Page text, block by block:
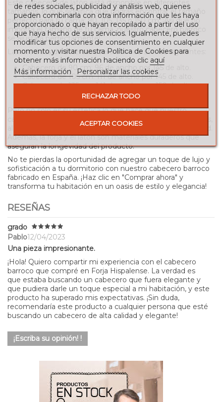
Este cabecero de latón está disponible en diferentes
tamaños, lo que significa que podrás encontrar el tamaño
perfecto para tu cama: 90, 105, 135 o 150 cm. ¡Así que no
importa el tamaño de tu cama, nuestro cabecero barroco
se ajustará perfectamente!
Las medidas de este cabecero barroco son las siguientes:
Cabecero de 90 cm: 96 de ancho por 145 de alto.
Cabecero de 105 cm: 111 de ancho por 145 de alto.
Cabecero de 135 cm: 141 de ancho por 150 de alto.
Cabecero de 150 cm: 156 de ancho por 150 de alto.
Pero no solo es su estética lo que hace que nuestro
cabecero barroco sea especial, sino también sus beneficios,
al estar hecho a mano, este es único en su diseño y calidad.
Además, la forja y el latón son materiales duraderos que
aseguran la longevidad del producto.
No te pierdas la oportunidad de agregar un toque de lujo y
sofisticación a tu dormitorio con nuestro cabecero barroco
fabricado en España. ¡Haz clic en "Comprar ahora" y
transforma tu habitación en un oasis de estilo y elegancia!
RESEÑAS
grado
Pablo12/04/2023
Una pieza impresionante.
¡Hola! Quiero compartir mi experiencia con el cabecero
barroco que compré en Forja Hispalense. La verdad es
que estaba buscando un cabecero que fuera elegante y
que pudiera darle un toque especial a mi habitación, y este
producto ha superado mis expectativas. ¡Sin duda,
recomendaría este producto a cualquier persona que esté
buscando un cabecero de alta calidad y elegante!
¡Escriba su opinión! !
de redes sociales, publicidad y análisis web, quienes
pueden combinarla con otra información que les haya
proporcionado o que hayan recopilado a partir del uso
que haya hecho de sus servicios. Igualmente, puedes
modificar tus opciones de consentimiento en cualquier
momento y visitar nuestra Política de Cookies para
obtener más información haciendo clic aquí
Más información
Personalizar las cookies
RECHAZAR TODO
ACEPTAR COOKIES